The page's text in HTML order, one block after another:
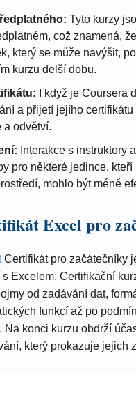
Tyto kurzy
což znamená,
který se může navýšit,
kurzu delší dobu.
I když je Coursera
a přijetí jejího
a odvětví.
Interakce s instruktory
pro některé jedince, kteří
mohlo být méně
Excel pro
Certifikát pro začátečníky
s Excelem. Certifikační
od zadávání dat,
funkcí až po
Na konci kurzu obdrží
který prokazuje jejich